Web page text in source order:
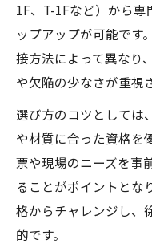
1F、T-1Fなど）から
ップアップが可能です
接方法によって異なり
や欠陥の少なさが重視
選び方のコツとしては
や材質に合った資格を
票や現場のニーズを事
ることがポイントとな
格からチャレンジし、
的です。